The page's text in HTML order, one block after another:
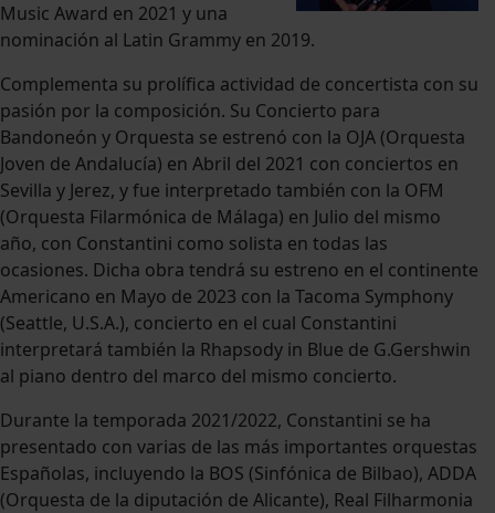
Music Award en 2021 y una
nominación al Latin Grammy en 2019.
Complementa su prolífica actividad de concertista con su
pasión por la composición. Su Concierto para
Bandoneón y Orquesta se estrenó con la OJA (Orquesta
Joven de Andalucía) en Abril del 2021 con conciertos en
Sevilla y Jerez, y fue interpretado también con la OFM
(Orquesta Filarmónica de Málaga) en Julio del mismo
año, con Constantini como solista en todas las
ocasiones. Dicha obra tendrá su estreno en el continente
Americano en Mayo de 2023 con la Tacoma Symphony
(Seattle, U.S.A.), concierto en el cual Constantini
interpretará también la Rhapsody in Blue de G.Gershwin
al piano dentro del marco del mismo concierto.
Durante la temporada 2021/2022, Constantini se ha
presentado con varias de las más importantes orquestas
Españolas, incluyendo la BOS (Sinfónica de Bilbao), ADDA
(Orquesta de la diputación de Alicante), Real Filharmonia